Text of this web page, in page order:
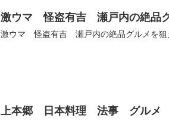
激ウマ 怪盗有吉 瀬戸内の絶品
激ウマ 怪盗有吉 瀬戸内の絶品グルメを
上本郷 日本料理 法事 グルメ